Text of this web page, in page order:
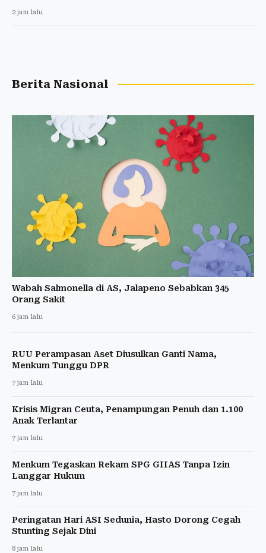
2 jam lalu
Berita Nasional
Wabah Salmonella di AS, Jalapeno Sebabkan 345
Orang Sakit
6 jam lalu
RUU Perampasan Aset Diusulkan Ganti Nama,
Menkum Tunggu DPR
7 jam lalu
Krisis Migran Ceuta, Penampungan Penuh dan 1.100
Anak Terlantar
7 jam lalu
Menkum Tegaskan Rekam SPG GIIAS Tanpa Izin
Langgar Hukum
7 jam lalu
Peringatan Hari ASI Sedunia, Hasto Dorong Cegah
Stunting Sejak Dini
8 jam lalu